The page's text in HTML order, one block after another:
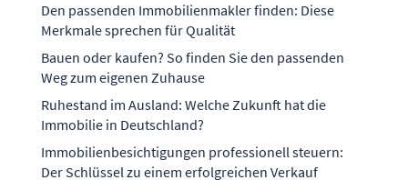
Den passenden Immobilienmakler finden: Diese
Merkmale sprechen für Qualität
Bauen oder kaufen? So finden Sie den passenden
Weg zum eigenen Zuhause
Ruhestand im Ausland: Welche Zukunft hat die
Immobilie in Deutschland?
Immobilienbesichtigungen professionell steuern:
Der Schlüssel zu einem erfolgreichen Verkauf